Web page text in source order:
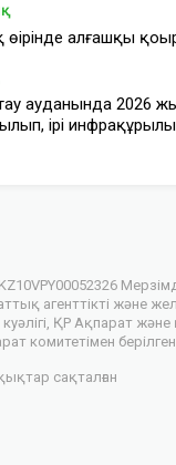
өңірінде алғашқы
ауданында 2026
ірі
агенттікті және
ҚР Ақпарат
комитетімен
сақталған